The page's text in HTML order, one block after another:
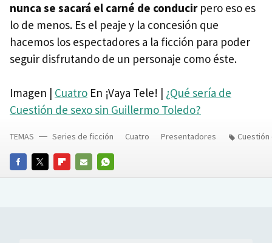
nunca se sacará el carné de conducirpero eso es
lo de menos. Es el peaje y la concesión que
hacemos los espectadores a la ficción para poder
seguir disfrutando de un personaje como éste.
Imagen | Cuatro En ¡Vaya Tele! | ¿Qué sería de
Cuestión de sexo sin Guillermo Toledo?
FACEBOOKTWITTERFLIPBOARD
E-
WHATSAPP
TEMAS Series de ficción Cuatro Presentadores Cuestión